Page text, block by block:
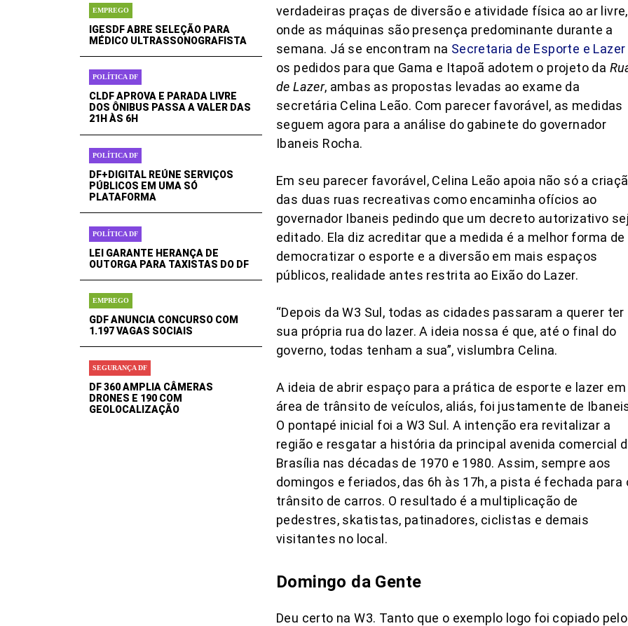
EMPREGO
IGESDF ABRE SELEÇÃO PARA
MÉDICO ULTRASSONOGRAFISTA
POLÍTICA DF
CLDF APROVA E PARADA LIVRE
DOS ÔNIBUS PASSA A VALER DAS
21H ÀS 6H
POLÍTICA DF
DF+DIGITAL REÚNE SERVIÇOS
PÚBLICOS EM UMA SÓ
PLATAFORMA
POLÍTICA DF
LEI GARANTE HERANÇA DE
OUTORGA PARA TAXISTAS DO DF
EMPREGO
GDF ANUNCIA CONCURSO COM
1.197 VAGAS SOCIAIS
SEGURANÇA DF
DF 360 AMPLIA CÂMERAS
DRONES E 190 COM
GEOLOCALIZAÇÃO
verdadeiras praças de diversão e atividade física ao ar livre,
onde as máquinas são presença predominante durante a
semana. Já se encontram na Secretaria de Esporte e Lazer
os pedidos para que Gama e Itapoã adotem o projeto da
de Lazer, ambas as propostas levadas ao exame da
secretária Celina Leão. Com parecer favorável, as medidas
seguem agora para a análise do gabinete do governador
Ibaneis Rocha.
Em seu parecer favorável, Celina Leão apoia não só a
das duas ruas recreativas como encaminha ofícios ao
governador Ibaneis pedindo que um decreto autorizativo
editado. Ela diz acreditar que a medida é a melhor forma de
democratizar o esporte e a diversão em mais espaços
públicos, realidade antes restrita ao Eixão do Lazer.
“Depois da W3 Sul, todas as cidades passaram a querer ter
sua própria rua do lazer. A ideia nossa é que, até o final do
governo, todas tenham a sua”, vislumbra Celina.
A ideia de abrir espaço para a prática de esporte e lazer em
área de trânsito de veículos, aliás, foi justamente de
O pontapé inicial foi a W3 Sul. A intenção era revitalizar a
região e resgatar a história da principal avenida comercial
Brasília nas décadas de 1970 e 1980. Assim, sempre aos
domingos e feriados, das 6h às 17h, a pista é fechada para
trânsito de carros. O resultado é a multiplicação de
pedestres, skatistas, patinadores, ciclistas e demais
visitantes no local.
Domingo da Gente
Deu certo na W3. Tanto que o exemplo logo foi copiado pelo